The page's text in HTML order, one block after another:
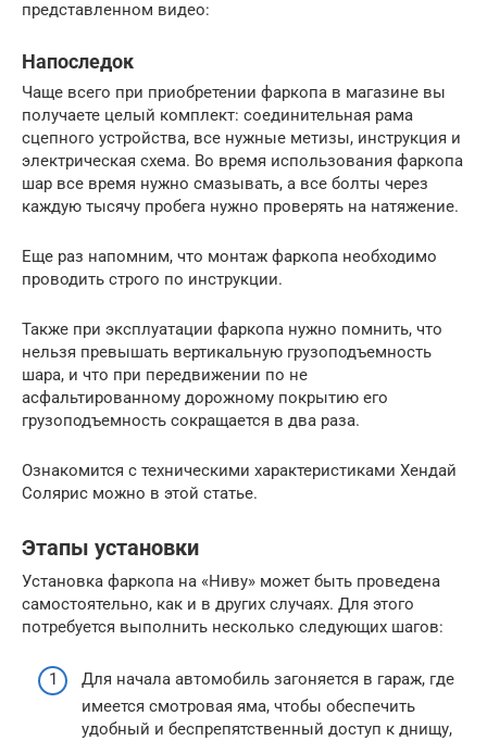
представленном видео:
Напоследок
Чаще всего при приобретении фаркопа в магазине вы
получаете целый комплект: соединительная рама
сцепного устройства, все нужные метизы, инструкция и
электрическая схема. Во время использования фаркопа
шар все время нужно смазывать, а все болты через
каждую тысячу пробега нужно проверять на натяжение.
Еще раз напомним, что монтаж фаркопа необходимо
проводить строго по инструкции.
Также при эксплуатации фаркопа нужно помнить, что
нельзя превышать вертикальную грузоподъемность
шара, и что при передвижении по не
асфальтированному дорожному покрытию его
грузоподъемность сокращается в два раза.
Ознакомится с техническими характеристиками Хендай
Солярис можно в этой статье.
Этапы установки
Установка фаркопа на «Ниву» может быть проведена
самостоятельно, как и в других случаях. Для этого
потребуется выполнить несколько следующих шагов:
Для начала автомобиль загоняется в гараж, где
имеется смотровая яма, чтобы обеспечить
удобный и беспрепятственный доступ к днищу,